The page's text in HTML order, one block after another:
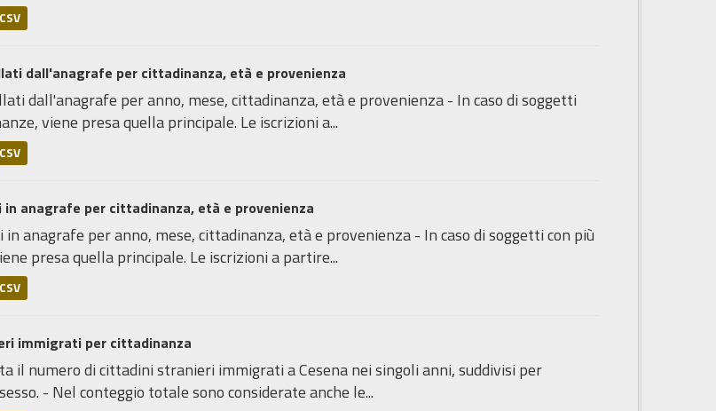
CSV
dall'anagrafe per cittadinanza, età e provenienza
dall'anagrafe per anno, mese, cittadinanza, età e provenienza - In caso di soggetti
viene presa quella principale. Le iscrizioni a...
CSV
anagrafe per cittadinanza, età e provenienza
anagrafe per anno, mese, cittadinanza, età e provenienza - In caso di soggetti con più
presa quella principale. Le iscrizioni a partire...
CSV
immigrati per cittadinanza
il numero di cittadini stranieri immigrati a Cesena nei singoli anni, suddivisi per
- Nel conteggio totale sono considerate anche le...